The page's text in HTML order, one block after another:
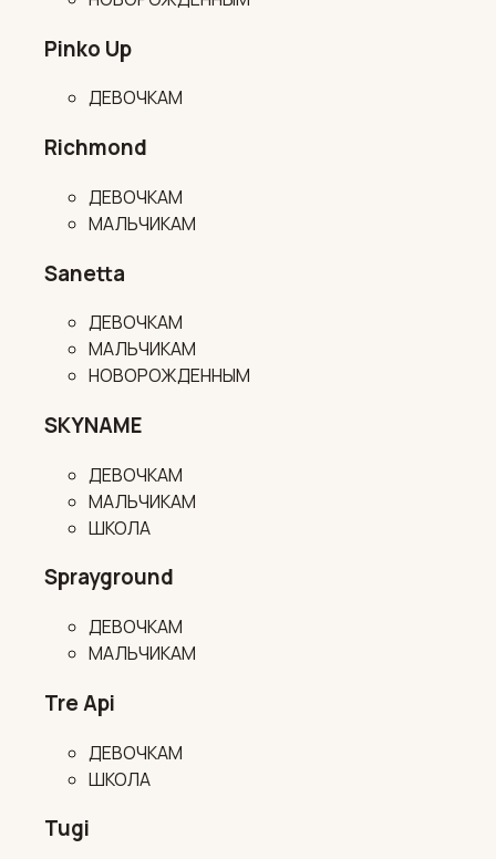
Pinko Up
ДЕВОЧКАМ
Richmond
ДЕВОЧКАМ
МАЛЬЧИКАМ
Sanetta
ДЕВОЧКАМ
МАЛЬЧИКАМ
НОВОРОЖДЕННЫМ
SKYNAME
ДЕВОЧКАМ
МАЛЬЧИКАМ
ШКОЛА
Sprayground
ДЕВОЧКАМ
МАЛЬЧИКАМ
Tre Api
ДЕВОЧКАМ
ШКОЛА
Tugi